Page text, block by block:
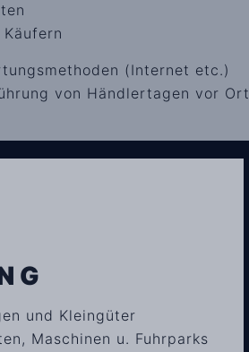
(Internet etc.)
von Händlertagen vor Ort
und Kleingüter
Maschinen u. Fuhrparks